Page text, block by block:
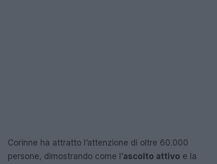
Corinne ha attratto l’attenzione di oltre 60.000
persone, dimostrando come l’ascolto attivo e la